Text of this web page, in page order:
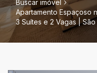
Buscar imóvel
Apartamento Espaçoso
3 Suítes e 2 Vagas | São